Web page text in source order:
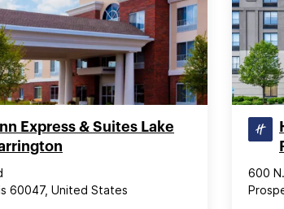
Express & Suites Lake
60047, United States
600